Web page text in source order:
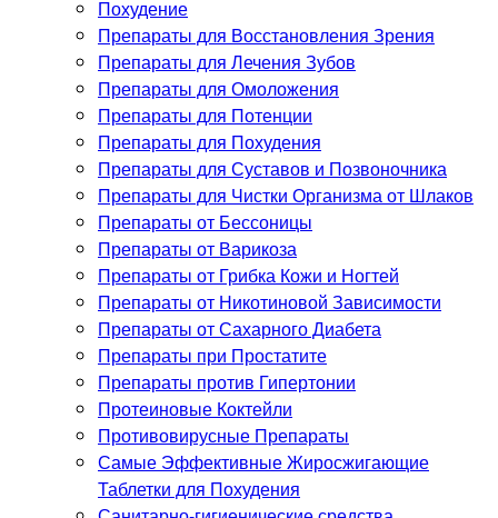
Похудение
Препараты для Восстановления Зрения
Препараты для Лечения Зубов
Препараты для Омоложения
Препараты для Потенции
Препараты для Похудения
Препараты для Суставов и Позвоночника
Препараты для Чистки Организма от Шлаков
Препараты от Бессоницы
Препараты от Варикоза
Препараты от Грибка Кожи и Ногтей
Препараты от Никотиновой Зависимости
Препараты от Сахарного Диабета
Препараты при Простатите
Препараты против Гипертонии
Протеиновые Коктейли
Противовирусные Препараты
Самые Эффективные Жиросжигающие
Таблетки для Похудения